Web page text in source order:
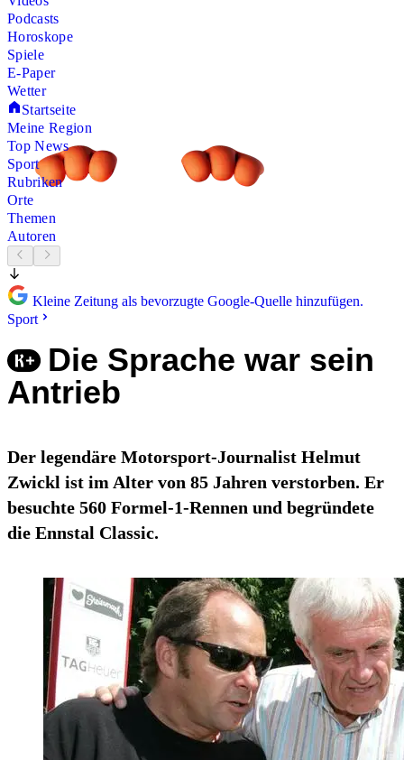
Podcasts
Horoskope
Spiele
E-Paper
Wetter
Startseite
Meine Region
Top News
Sport
Rubriken
Orte
Themen
Autoren
Kleine Zeitung als bevorzugte Google-Quelle hinzufügen.
Sport
Die Sprache war sein
Antrieb
Der legendäre Motorsport-Journalist Helmut
Zwickl ist im Alter von 85 Jahren verstorben. Er
besuchte 560 Formel-1-Rennen und begründete
die Ennstal Classic.